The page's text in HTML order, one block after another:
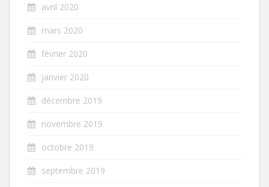
avril 2020
mars 2020
février 2020
janvier 2020
décembre 2019
novembre 2019
octobre 2019
septembre 2019